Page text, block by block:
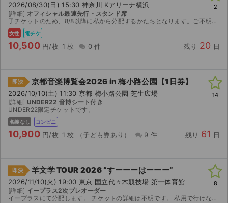
チケットジャム利用規約
プライバシーポリシー
公演登録依頼
不正転売禁止法について
チケットジャムの取り組み
音楽情報
2026/08/30(日) 15:30 神奈川 Kアリーナ横浜
[詳細] オフィシャル最速先行・スタンド席
子チケットのため、8/8以降に私から分配するかたちとなります。ご不明点はお尋ねください！
女性 電チケ
10,500 円/枚 1 枚 0 件 残り 20 日
2
即決 京都音楽博覧会2026 in 梅小路公園【1日券】
2026/10/10(土) 11:30 京都 梅小路公園 芝生広場
[詳細] UNDER22 音博シート付き
UNDER22限定チケットです。
名義なし コンビニ
10,900 円/枚 1 枚 （子ども券あり） 9 件 残り 61 日
14
即決 羊文学 TOUR 2026 “すーーーはーーー”
2026/11/10(火) 19:00 東京 国立代々木競技場 第一体育館
[詳細] イープラス2次プレオーダー
イープラスにて分配します。 チケットの詳細は不明です。 私用で行けなくなったため、出品します。
8